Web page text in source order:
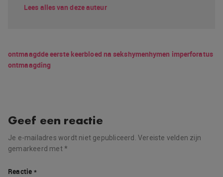
Lees alles van deze auteur
ontmaagdde eerste keerbloed na sekshymenhymen imperforatus
ontmaagding
Geef een reactie
Je e-mailadres wordt niet gepubliceerd. Vereiste velden zijn
gemarkeerd met*
Reactie *